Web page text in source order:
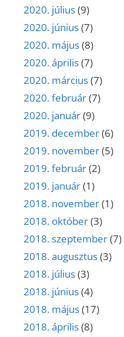
2020. július(9)
2020. június(7)
2020. május(8)
2020. április(7)
2020. március(7)
2020. február(7)
2020. január(9)
2019. december(6)
2019. november(5)
2019. február(2)
2019. január(1)
2018. november(1)
2018. október(3)
2018. szeptember(7)
2018. augusztus(3)
2018. július(3)
2018. június(4)
2018. május(17)
2018. április(8)